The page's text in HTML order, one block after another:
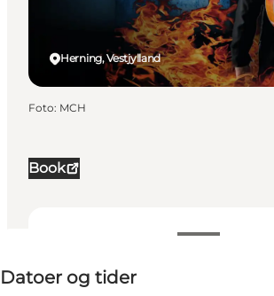
Book
Datoer og tider
Besøg hjemmeside
Herning, Vestjylland
Foto: MCH